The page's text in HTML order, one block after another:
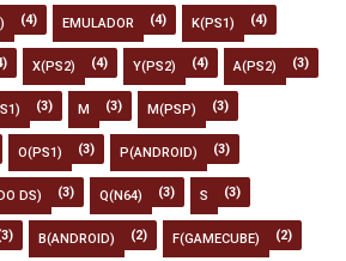
(4) EMULADOR (4) K(PS1) (4)
X(PS2) (4) Y(PS2) (4) A(PS2) (3)
(3) M (3) M(PSP) (3)
O(PS1) (3) P(ANDROID) (3)
DS) (3) Q(N64) (3) S (3)
B(ANDROID) (2) F(GAMECUBE) (2)